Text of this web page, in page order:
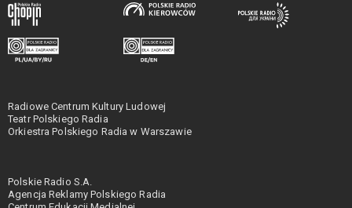
Radiowe Centrum Kultury Ludowej
Teatr Polskiego Radia
Orkiestra Polskiego Radia w Warszawie
Polskie Radio S.A.
Agencja Reklamy Polskiego Radia